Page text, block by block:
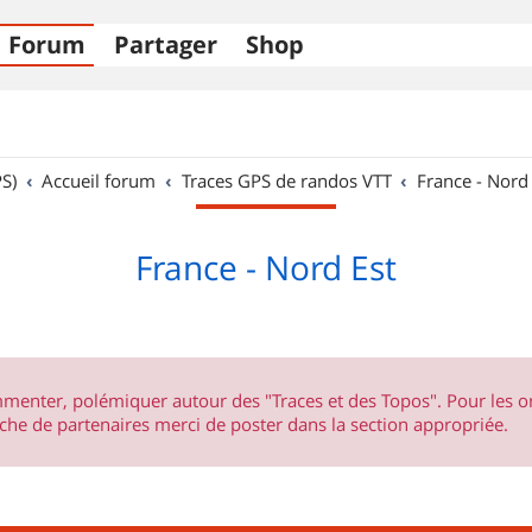
Forum Partager Shop
Accueil forum Traces GPS de randos VTT France - Nord
France - Nord Est
polémiquer autour des "Traces et des Topos". Pour les
de partenaires merci de poster dans la section appropriée.